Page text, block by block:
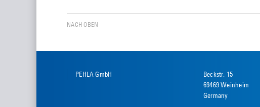
NACH OBEN
PEHLA GmbH
Beckstr. 15
69469 Weinheim
Germany